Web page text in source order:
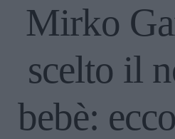
Mirko
scelto il
bebè: